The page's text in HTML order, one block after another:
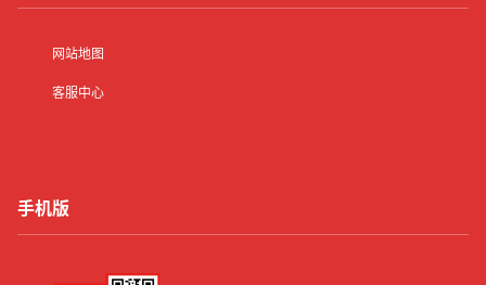
网站地图
客服中心
手机版